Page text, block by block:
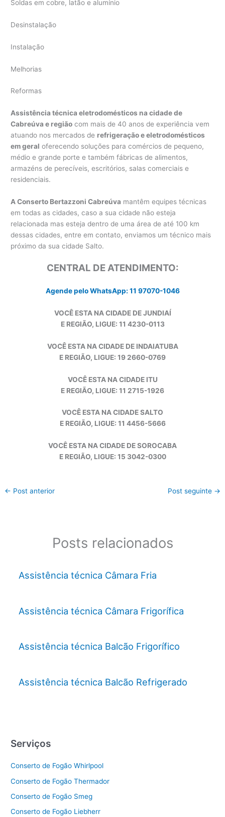
Soldas em cobre, latão e alumínio
Desinstalação
Instalação
Melhorias
Reformas
Assistência técnica eletrodomésticos na cidade de
Cabreúva e região com mais de 40 anos de experiência vem
atuando nos mercados de refrigeração e eletrodomésticos
em geral oferecendo soluções para comércios de pequeno,
médio e grande porte e também fábricas de alimentos,
armazéns de perecíveis, escritórios, salas comerciais e
residenciais.
A Conserto Bertazzoni Cabreúva mantêm equipes técnicas
em todas as cidades, caso a sua cidade não esteja
relacionada mas esteja dentro de uma área de até 100 km
dessas cidades, entre em contato, enviamos um técnico mais
próximo da sua cidade Salto.
CENTRAL DE ATENDIMENTO:
Agende pelo WhatsApp: 11 97070-1046
VOCÊ ESTA NA CIDADE DE JUNDIAÍ
E REGIÃO, LIGUE: 11 4230-0113
VOCÊ ESTA NA CIDADE DE INDAIATUBA
E REGIÃO, LIGUE: 19 2660-0769
VOCÊ ESTA NA CIDADE ITU
E REGIÃO, LIGUE: 11 2715-1926
VOCÊ ESTA NA CIDADE SALTO
E REGIÃO, LIGUE: 11 4456-5666
VOCÊ ESTA NA CIDADE DE SOROCABA
E REGIÃO, LIGUE: 15 3042-0300
← Post anterior Post seguinte →
Posts relacionados
Assistência técnica Câmara Fria
Assistência técnica Câmara Frigorífica
Assistência técnica Balcão Frigorífico
Assistência técnica Balcão Refrigerado
Serviços
Conserto de Fogão Whirlpool
Conserto de Fogão Thermador
Conserto de Fogão Smeg
Conserto de Fogão Liebherr